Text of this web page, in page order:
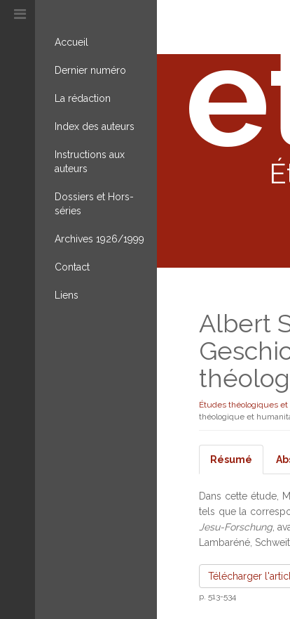
Accueil
Dernier numéro
La rédaction
Index des auteurs
Instructions aux
auteurs
Dossiers et Hors-
séries
Archives 1926/1999
Contact
Liens
Albert
Études théologiques
théologique et
Résumé
Dans cette étude,
tels que la
Jesu-Forschung,
Lambaréné,
Télécharger
p. 513-534